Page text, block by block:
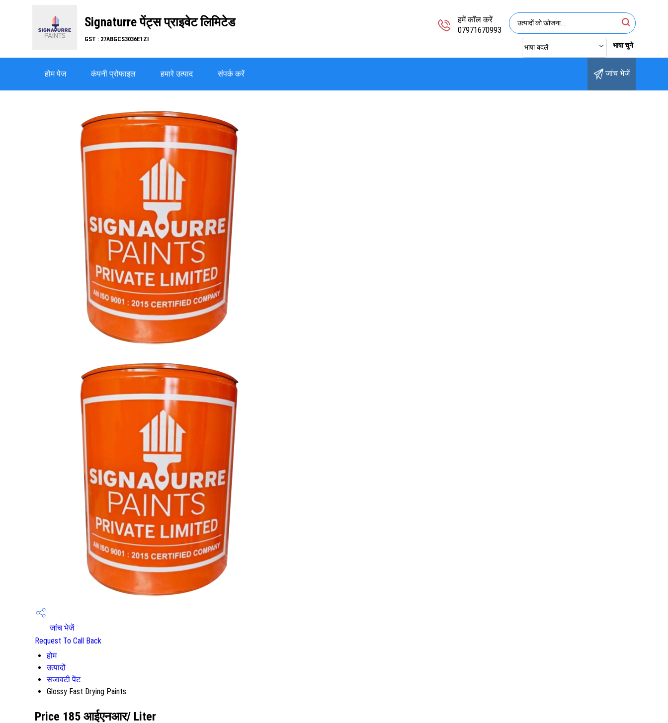
Signaturre पेंट्स प्राइवेट लिमिटेड
GST : 27ABGCS3036E1ZI
हमें कॉल करें
07971670993
भाषा बदलें भाषा चुने
होम पेज कंपनी प्रोफाइल हमारे उत्पाद संपर्क करें जांच भेजें
जांच भेजें
Request To Call Back
होम
उत्पादों
सजावटी पेंट
Glossy Fast Drying Paints
Price 185 आईएनआर/ Liter